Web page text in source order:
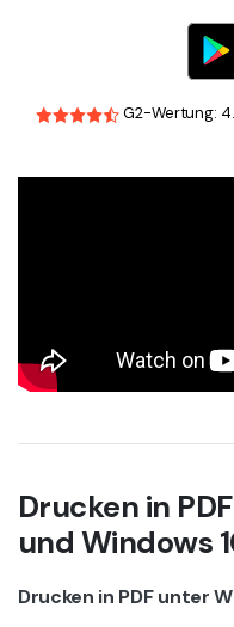
G2-Wertung:
Drucken in
und Windows
Drucken in PDF unter